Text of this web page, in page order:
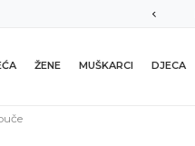
aplikaciju!
ŽENE MUŠKARCI DJECA